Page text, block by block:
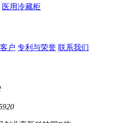
医用冷藏柜
户 专利与荣誉 联系我们